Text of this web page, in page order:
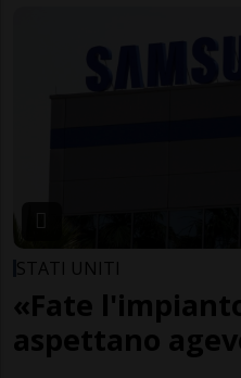
STATI UNITI
«Fate
aspettano